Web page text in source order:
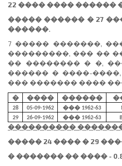
22 ���� ���� ������
����� ������ � 27
������.
7 ����� �������,
���������, ��� ��
�� �������� � �,
������ � ����-
��� ������� ����
�
���� ������
28 05-09-1962 ��� 1962-63
29 26-09-1962 ��� 1962-63
����������
����� 24 ���� � 29
� ������� �� ���� -